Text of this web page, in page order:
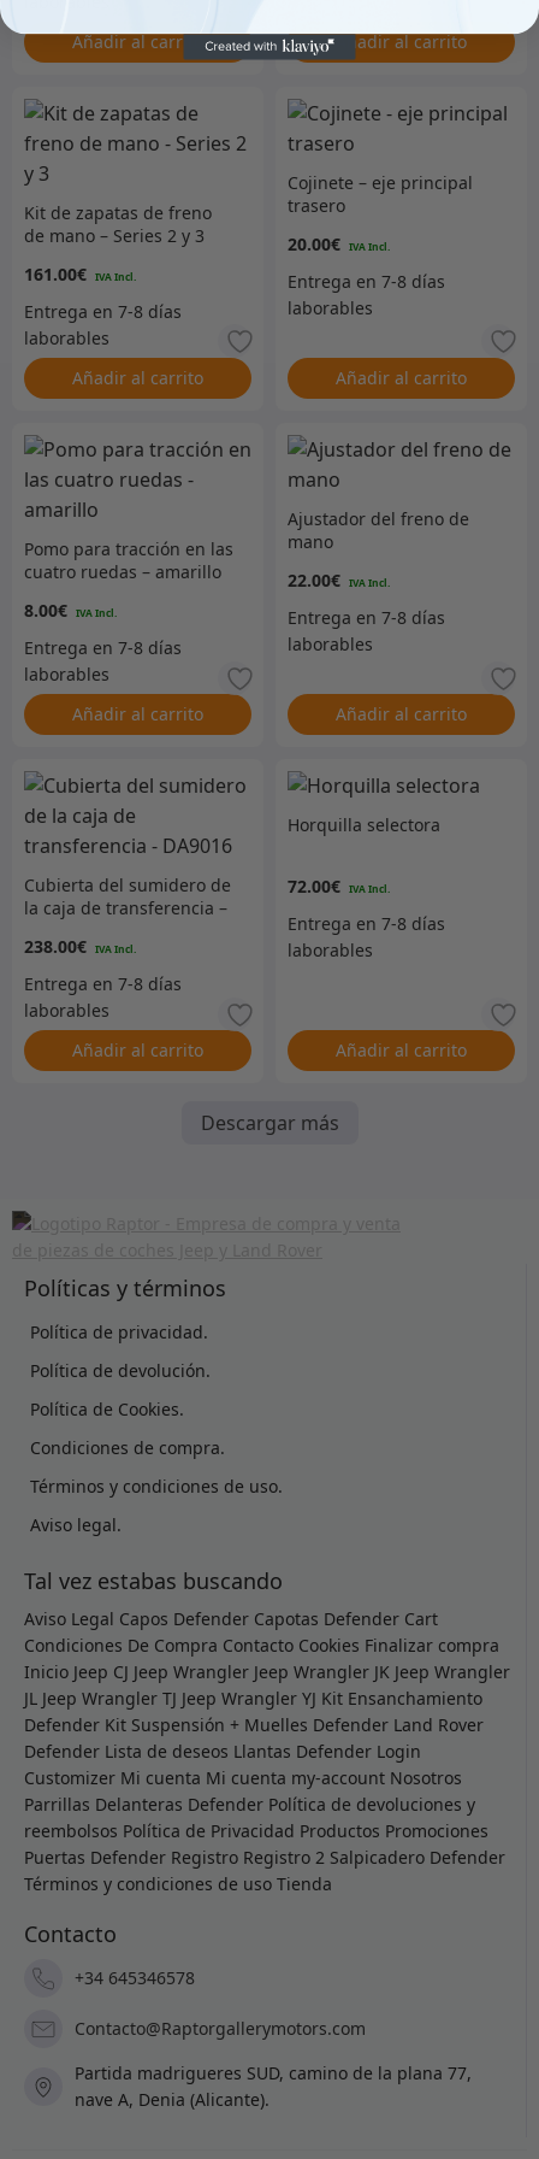
Añadir al carrito Añadir al carrito
Kit de zapatas de freno
de mano – Series 2 y 3
161.00€
Añadir al carrito
Cojinete – eje principal
trasero
20.00€
Añadir al carrito
Pomo para tracción en las
cuatro ruedas – amarillo
8.00€
Añadir al carrito
Ajustador del freno de
mano
22.00€
Añadir al carrito
Cubierta del sumidero de
la caja de transferencia –
238.00€
Añadir al carrito
Horquilla selectora
72.00€
Añadir al carrito
Descargar más
Políticas y términos
Política de privacidad.
Política de devolución.
Política de Cookies.
Condiciones de compra.
Términos y condiciones de uso.
Aviso legal.
Tal vez estabas buscando
Aviso Legal Capos Defender Capotas Defender Cart
Condiciones De Compra Contacto Cookies Finalizar compra
Inicio Jeep CJ Jeep Wrangler Jeep Wrangler JK Jeep Wrangler
JL Jeep Wrangler TJ Jeep Wrangler YJ Kit Ensanchamiento
Defender Kit Suspensión + Muelles Defender Land Rover
Defender Lista de deseos Llantas Defender Login
Customizer Mi cuenta Mi cuenta my-account Nosotros
Parrillas Delanteras Defender Política de devoluciones y
reembolsos Política de Privacidad Productos Promociones
Puertas Defender Registro Registro 2 Salpicadero Defender
Términos y condiciones de uso Tienda
Contacto
+34 645346578
Contacto@Raptorgallerymotors.com
Partida madrigueres SUD, camino de la plana 77,
nave A, Denia (Alicante).